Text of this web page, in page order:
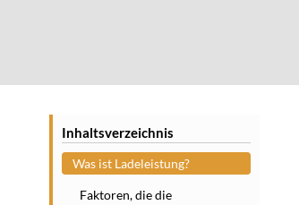
Inhaltsverzeichnis
Was ist Ladeleistung?
Faktoren, die die